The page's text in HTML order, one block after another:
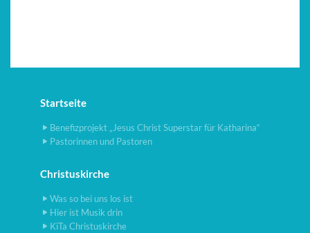
Startseite
Benefizprojekt „Jesus Christ Superstar für Katharina“
Pastorinnen und Pastoren
Christuskirche
Was so bei uns los ist
Hier ist Musik drin
KiTa Christuskirche